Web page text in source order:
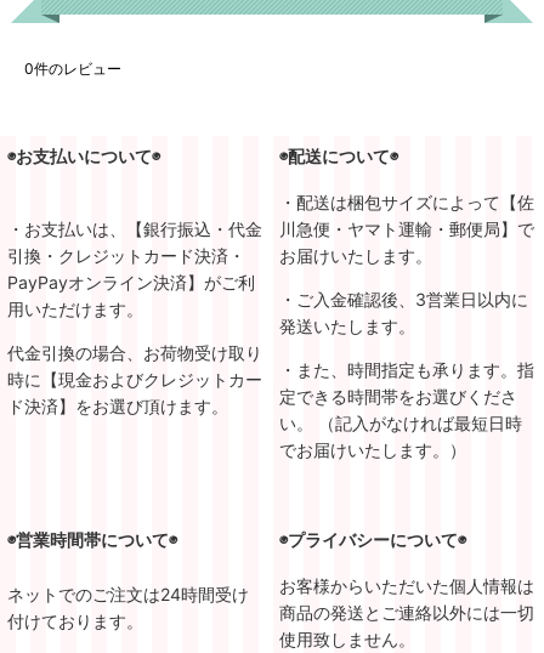
0件のレビュー
◉お支払いについて◉ ◉配送について◉
・お支払いは、【銀行振込・代金
引換・クレジットカード決済・
PayPayオンライン決済】がご利
用いただけます。
代金引換の場合、お荷物受け取り
時に【現金およびクレジットカー
ド決済】をお選び頂けます。
・配送は梱包サイズによって【佐
川急便・ヤマト運輸・郵便局】で
お届けいたします。
・ご入金確認後、3営業日以内に
発送いたします。
・また、時間指定も承ります。指
定できる時間帯をお選びくださ
い。 （記入がなければ最短日時
でお届けいたします。）
◉営業時間帯について◉ ◉プライバシーについて◉
ネットでのご注文は24時間受け
付けております。
お客様からいただいた個人情報は
商品の発送とご連絡以外には一切
使用致しません。